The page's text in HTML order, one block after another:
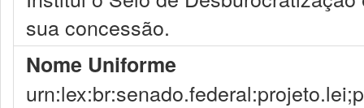
sua concessão.
Nome Uniforme